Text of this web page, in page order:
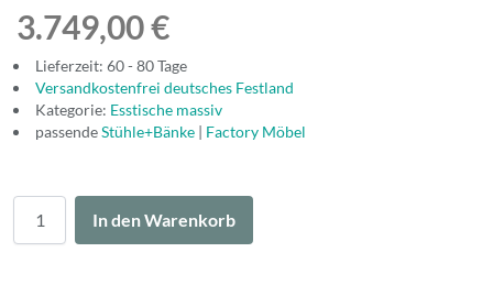
3.749,00 €
Lieferzeit: 60 - 80 Tage
Versandkostenfrei deutsches Festland
Kategorie: Esstische massiv
passendeStühle+Bänke | Factory Möbel
In den Warenkorb